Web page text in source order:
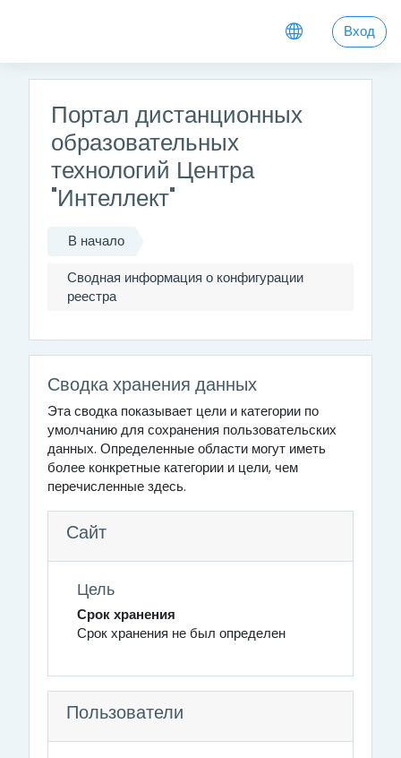
Вход
Портал дистанционных
образовательных
технологий Центра
"Интеллект"
В начало
Сводная информация о конфигурации
реестра
Сводка хранения данных
Эта сводка показывает цели и категории по
умолчанию для сохранения пользовательских
данных. Определенные области могут иметь
более конкретные категории и цели, чем
перечисленные здесь.
Сайт
Цель
Срок хранения
Срок хранения не был определен
Пользователи